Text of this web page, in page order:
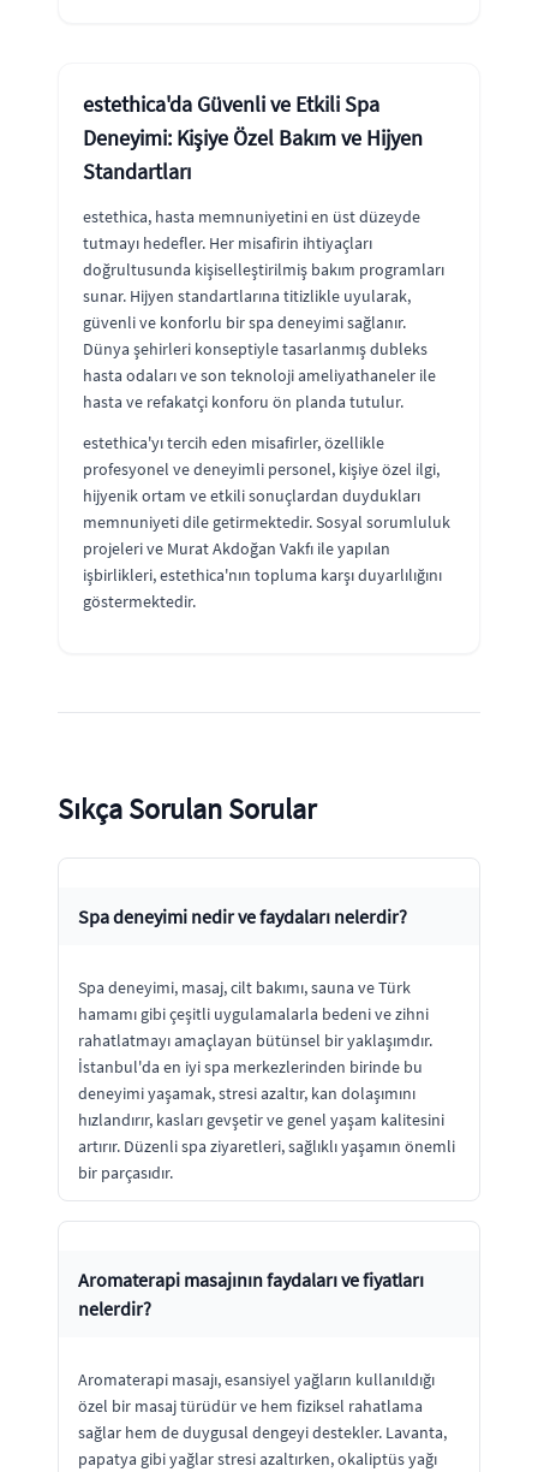
estethica'da Güvenli ve Etkili Spa
Deneyimi: Kişiye Özel Bakım ve Hijyen
Standartları
estethica, hasta memnuniyetini en üst düzeyde
tutmayı hedefler. Her misafirin ihtiyaçları
doğrultusunda kişiselleştirilmiş bakım programları
sunar. Hijyen standartlarına titizlikle uyularak,
güvenli ve konforlu bir spa deneyimi sağlanır.
Dünya şehirleri konseptiyle tasarlanmış dubleks
hasta odaları ve son teknoloji ameliyathaneler ile
hasta ve refakatçi konforu ön planda tutulur.
estethica'yı tercih eden misafirler, özellikle
profesyonel ve deneyimli personel, kişiye özel ilgi,
hijyenik ortam ve etkili sonuçlardan duydukları
memnuniyeti dile getirmektedir. Sosyal sorumluluk
projeleri ve Murat Akdoğan Vakfı ile yapılan
işbirlikleri, estethica'nın topluma karşı duyarlılığını
göstermektedir.
Sıkça Sorulan Sorular
Spa deneyimi nedir ve faydaları nelerdir?
Spa deneyimi, masaj, cilt bakımı, sauna ve Türk
hamamı gibi çeşitli uygulamalarla bedeni ve zihni
rahatlatmayı amaçlayan bütünsel bir yaklaşımdır.
İstanbul'da en iyi spa merkezlerinden birinde bu
deneyimi yaşamak, stresi azaltır, kan dolaşımını
hızlandırır, kasları gevşetir ve genel yaşam kalitesini
artırır. Düzenli spa ziyaretleri, sağlıklı yaşamın önemli
bir parçasıdır.
Aromaterapi masajının faydaları ve fiyatları
nelerdir?
Aromaterapi masajı, esansiyel yağların kullanıldığı
özel bir masaj türüdür ve hem fiziksel rahatlama
sağlar hem de duygusal dengeyi destekler. Lavanta,
papatya gibi yağlar stresi azaltırken, okaliptüs yağı